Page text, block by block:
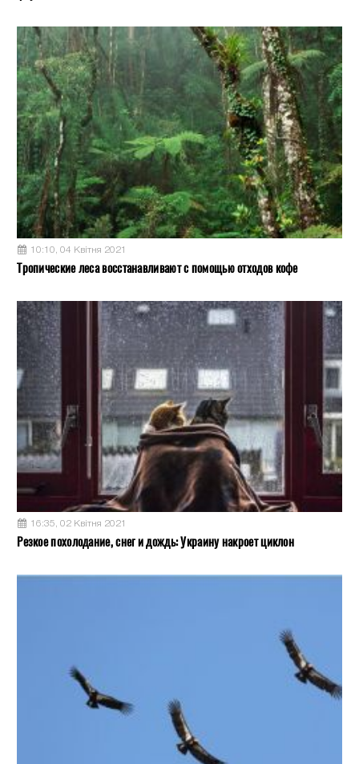
10:10, 04 Квітня 2021
Тропические леса восстанавливают с помощью отходов кофе
16:35, 02 Квітня 2021
Резкое похолодание, снег и дождь: Украину накроет циклон